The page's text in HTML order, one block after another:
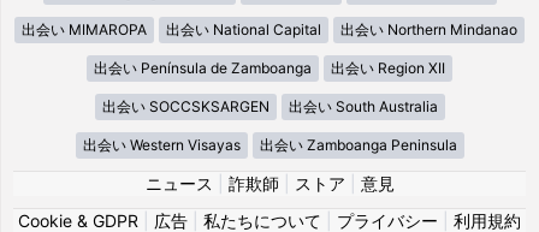
出会い MIMAROPA 出会い National Capital 出会い Northern Mindanao
出会い Península de Zamboanga 出会い Region XII
出会い SOCCSKSARGEN 出会い South Australia
出会い Western Visayas 出会い Zamboanga Peninsula
ニュース 詐欺師 ストア
意見
Cookie & GDPR
広告 私たちについて プライバシー
利用規約